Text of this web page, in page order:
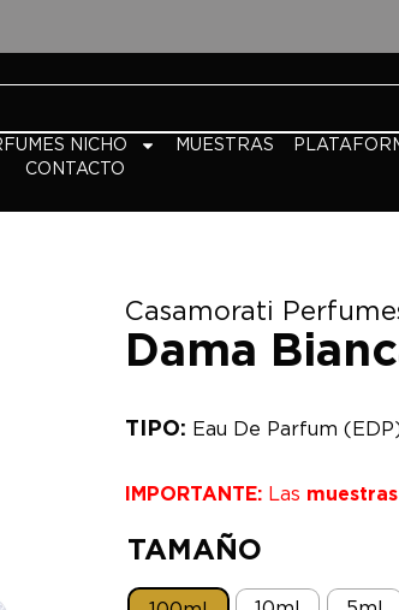
NICHO MUESTRAS
CONTACTO
Casamorati
Dama
TIPO: Eau De Parfum
IMPORTANTE: Las muestras
TAMAÑO